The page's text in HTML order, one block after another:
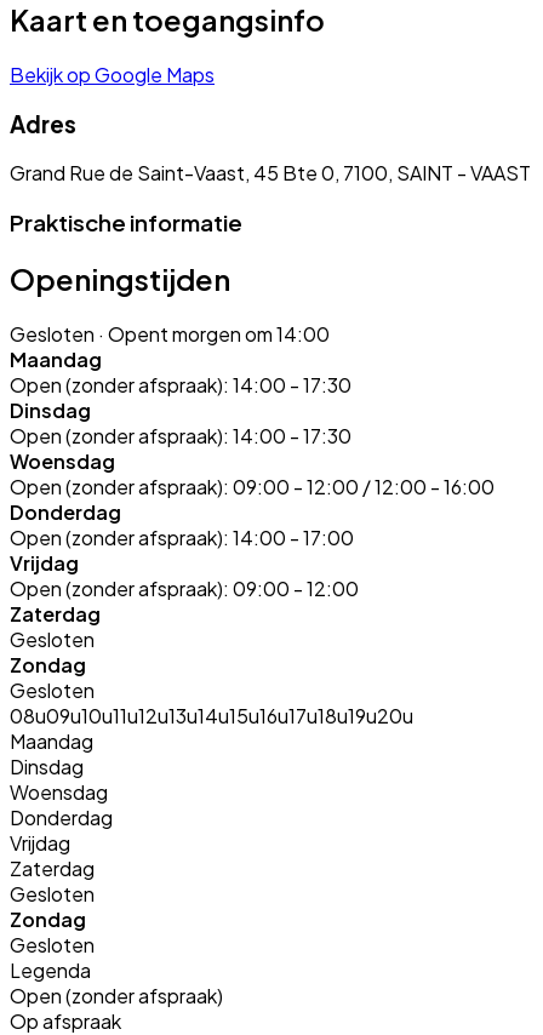
Kaart en toegangsinfo
Bekijk op Google Maps
Adres
Grand Rue de Saint-Vaast, 45 Bte 0, 7100, SAINT - VAAST
Praktische informatie
Openingstijden
Gesloten · Opent morgen om 14:00
Maandag
Open (zonder afspraak): 14:00 - 17:30
Dinsdag
Open (zonder afspraak): 14:00 - 17:30
Woensdag
Open (zonder afspraak): 09:00 - 12:00 / 12:00 - 16:00
Donderdag
Open (zonder afspraak): 14:00 - 17:00
Vrijdag
Open (zonder afspraak): 09:00 - 12:00
Zaterdag
Gesloten
Zondag
Gesloten
08u09u10u11u12u13u14u15u16u17u18u19u20u
Maandag
Dinsdag
Woensdag
Donderdag
Vrijdag
Zaterdag
Gesloten
Zondag
Gesloten
Legenda
Open (zonder afspraak)
Op afspraak